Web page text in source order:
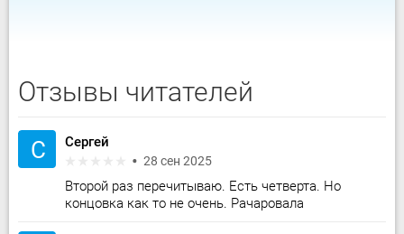
Отзывы читателей
С Сергей
28 сен 2025
Второй раз перечитываю. Есть четверта. Но
концовка как то не очень. Рачаровала